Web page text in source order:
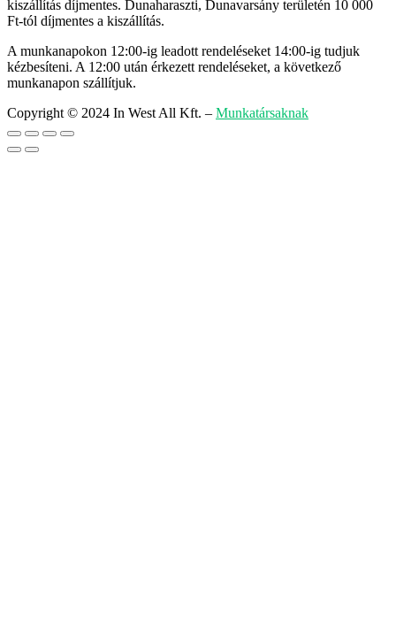
kiszállítás díjmentes. Dunaharaszti, Dunavarsány területén 10 000
Ft-tól díjmentes a kiszállítás.
A munkanapokon 12:00-ig leadott rendeléseket 14:00-ig tudjuk
kézbesíteni. A 12:00 után érkezett rendeléseket, a következő
munkanapon szállítjuk.
Copyright © 2024 In West All Kft. – Munkatársaknak